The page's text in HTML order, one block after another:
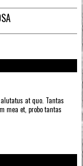
at quo. Tantas
mea et, probo tantas